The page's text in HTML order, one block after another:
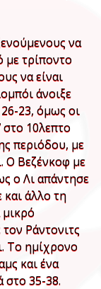
να
με τρίποντο
να είναι
άνοιξε
23, όμως οι
10λεπτο
περιόδου, με
Ο Βεζένκοφ με
ο Λι απάντησε
και άλλο τη
Ράντονιτς
Το ημίχρονο
και ένα
στο 35-38.